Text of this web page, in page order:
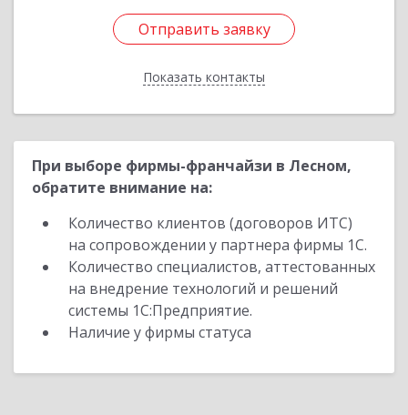
Отправить заявку
Показать контакты
Отправить заявку
Назад
При выборе фирмы-франчайзи в Лесном,
обратите внимание на:
Количество клиентов (договоров ИТС)
на сопровождении у партнера фирмы 1С.
Количество специалистов, аттестованных
на внедрение технологий и решений
системы 1С:Предприятие.
Наличие у фирмы статуса